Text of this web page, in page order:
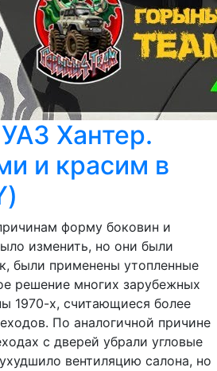
Хантер.
и красим в
форму боковин и
изменить, но они были
были применены утопленные
решение многих зарубежных
1970-х, считающиеся более
По аналогичной причине
с дверей убрали угловые
вентиляцию салона, но